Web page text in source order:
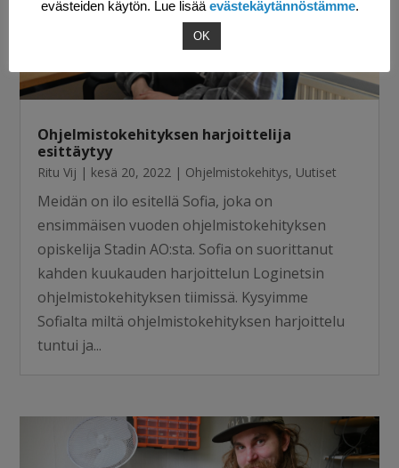
Ohjelmistokehityksen harjoittelija
esittäytyy
Ritu Vij | kesä 20, 2022 | Ohjelmistokehitys, Uutiset
Meidän on ilo esitellä Sofia, joka on
ensimmäisen vuoden ohjelmistokehityksen
opiskelija Stadin AO:sta. Sofia on suorittanut
kahden kuukauden harjoittelun Loginetsin
ohjelmistokehityksen tiimissä. Kysyimme
Sofialta miltä ohjelmistokehityksen harjoittelu
tuntui ja...
evästeiden käytön. Lue lisää evästekäytännöstämme.
OK